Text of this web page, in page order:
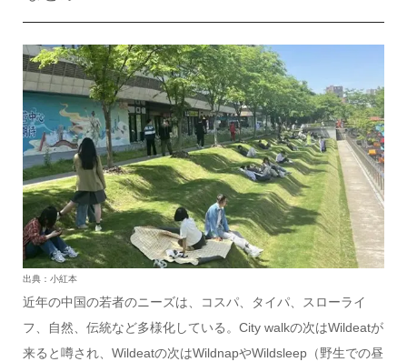
出典：小紅本
近年の中国の若者のニーズは、コスパ、タイパ、スローライ
フ、自然、伝統など多様化している。City walkの次はWildeatが
来ると噂され、Wildeatの次はWildnapやWildsleep（野生での昼